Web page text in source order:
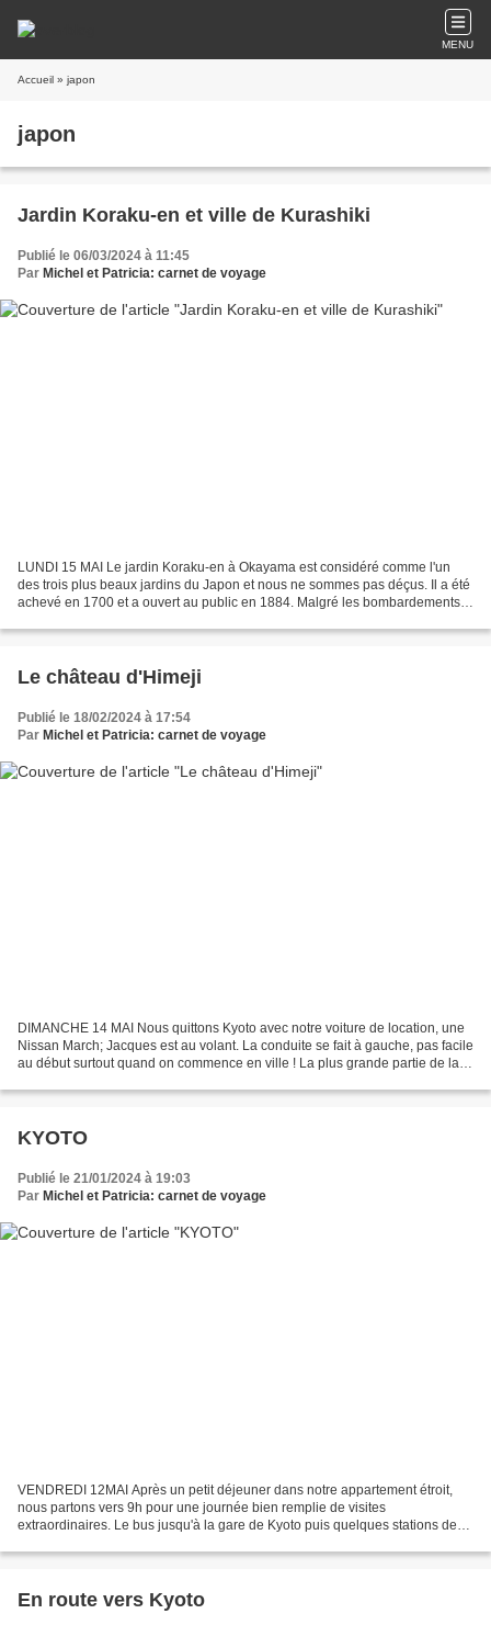
MENU
Accueil » japon
japon
Jardin Koraku-en et ville de Kurashiki
Publié le 06/03/2024 à 11:45
Par Michel et Patricia: carnet de voyage
LUNDI 15 MAI Le jardin Koraku-en à Okayama est considéré comme l'un
des trois plus beaux jardins du Japon et nous ne sommes pas déçus. Il a été
achevé en 1700 et a ouvert au public en 1884. Malgré les bombardements
Le château d'Himeji
Publié le 18/02/2024 à 17:54
Par Michel et Patricia: carnet de voyage
DIMANCHE 14 MAI Nous quittons Kyoto avec notre voiture de location, une
Nissan March; Jacques est au volant. La conduite se fait à gauche, pas facile
au début surtout quand on commence en ville ! La plus grande partie de la
KYOTO
Publié le 21/01/2024 à 19:03
Par Michel et Patricia: carnet de voyage
VENDREDI 12MAI Après un petit déjeuner dans notre appartement étroit,
nous partons vers 9h pour une journée bien remplie de visites
extraordinaires. Le bus jusqu'à la gare de Kyoto puis quelques stations de
En route vers Kyoto